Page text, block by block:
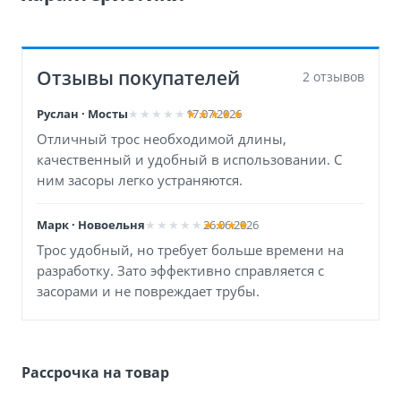
Отзывы покупателей 2 отзывов
Руслан · Мосты 17.07.2026
Отличный трос необходимой длины,
качественный и удобный в использовании. С
ним засоры легко устраняются.
Марк · Новоельня 26.06.2026
Трос удобный, но требует больше времени на
разработку. Зато эффективно справляется с
засорами и не повреждает трубы.
Рассрочка на товар